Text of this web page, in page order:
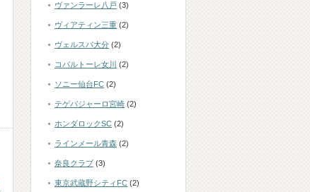
ヴァンラーレ八戸 (3)
ヴィアティン三重 (2)
ヴェルスパ大分 (2)
コバルトーレ女川 (2)
ソニー仙台FC (2)
テゲバジャーロ宮崎 (2)
ホンダロックSC (2)
ラインメール青森 (2)
奈良クラブ (3)
東京武蔵野シティFC (2)